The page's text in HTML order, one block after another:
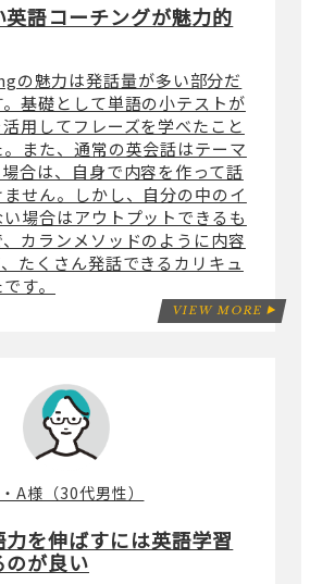
語コーチングが魅力的
の魅力は発話量が多い部分だ
基礎として単語の小テストが
用してフレーズを学べたこと
また、通常の英会話はテーマ
合は、自身で内容を作って話
せん。しかし、自分の中のイ
場合はアウトプットできるも
カランメソッドのように内容
たくさん発話できるカリキュ
す。
VIEW MORE
を伸ばすには英語学習
のが良い
A様（30代男性）